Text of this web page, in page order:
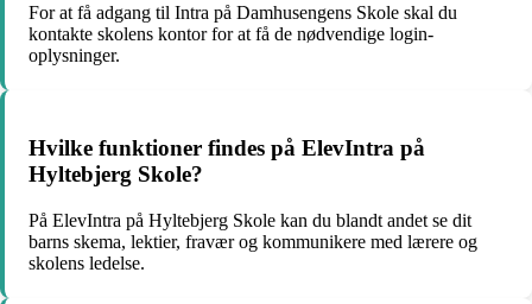
For at få adgang til Intra på Damhusengens Skole skal du
kontakte skolens kontor for at få de nødvendige login-
oplysninger.
Hvilke funktioner findes på ElevIntra på
Hyltebjerg Skole?
På ElevIntra på Hyltebjerg Skole kan du blandt andet se dit
barns skema, lektier, fravær og kommunikere med lærere og
skolens ledelse.